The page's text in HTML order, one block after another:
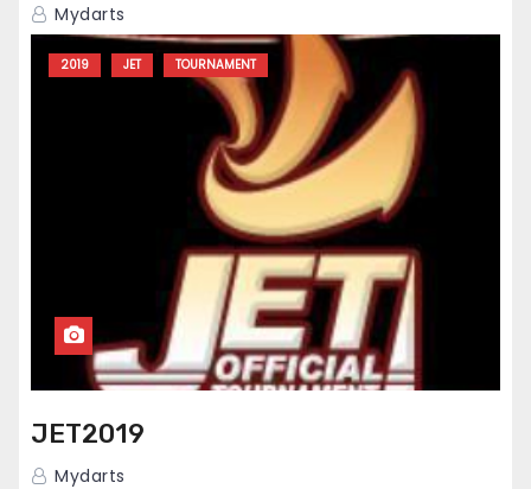
Mydarts
2019 JET TOURNAMENT
JET2019
Mydarts